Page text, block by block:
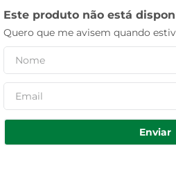
Este produto não está
Quero que me avisem quando
Enviar